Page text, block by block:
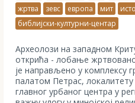
жртва
зевс европа мит
библијски-културни-центар
Археолози на западном
открића - лобање
је направљено у комплексу
палатом Петрас,
главног урбаног центра у